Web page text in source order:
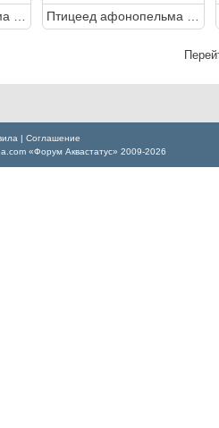
Соглашение
«Форум Аквастатус» 2009-2026